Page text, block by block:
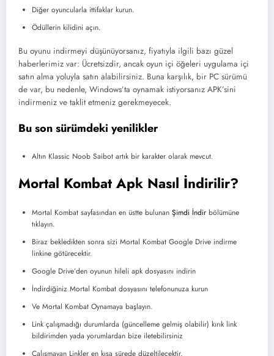
Diğer oyuncularla ittifaklar kurun.
Ödüllerin kilidini açın.
Bu oyunu indirmeyi düşünüyorsanız, fiyatıyla ilgili bazı güzel
haberlerimiz var: Ücretsizdir, ancak oyun içi öğeleri uygulama içi
satın alma yoluyla satın alabilirsiniz. Buna karşılık, bir PC sürümü
de var, bu nedenle, Windows’ta oynamak istiyorsanız APK’sini
indirmeniz ve taklit etmeniz gerekmeyecek.
Bu son sürümdeki yenilikler
Altın Klassic Noob Saibot artık bir karakter olarak mevcut.
Mortal Kombat Apk Nasıl İndirilir?
Mortal Kombat sayfasından en üstte bulunan Şimdi İndir bölümüne
tıklayın.
Biraz bekledikten sonra sizi Mortal Kombat Google Drive indirme
linkine götürecektir.
Google Drive’den oyunun hileli apk dosyasını indirin
İndirdiğiniz Mortal Kombat dosyasını telefonunuza kurun
Ve Mortal Kombat Oynamaya başlayın.
Link çalışmadığı durumlarda (güncelleme gelmiş olabilir) kırık link
bildirimden yada yorumlardan bize iletebilirsiniz